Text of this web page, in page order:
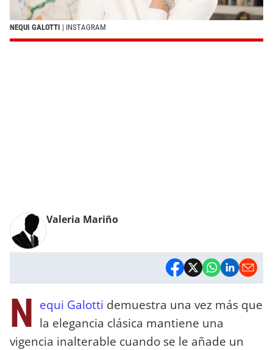
NEQUI GALOTTI | INSTAGRAM
Valeria Mariño
N equi Galotti demuestra una vez más que
la elegancia clásica mantiene una
vigencia inalterable cuando se le añade un